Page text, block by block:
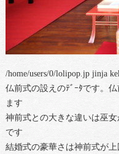
/home/users/0/lolipop.jp jinja
仏前式の設えのﾃﾞｰﾀです。
ます
神前式との大きな違いは巫
です
結婚式の豪華さは神前式が